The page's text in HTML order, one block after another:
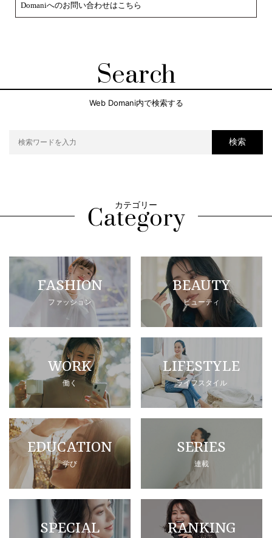
Domaniへのお問い合わせはこちら
Search
Web Domani内で検索する
検索
カテゴリー
FASHION
ファッション
BEAUTY
ビューティ
WORK
働く
LIFESTYLE
ライフスタイル
EDUCATION
学び
SERIES
連載
SPECIAL RANKING